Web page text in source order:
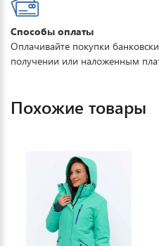
Способы оплаты
Оплачивайте покупки
получении или наложенным
Похожие товары